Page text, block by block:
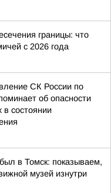
границы: что
с 2026 года
СК России по
об опасности
состоянии
в Томск: показываем,
музей изнутри